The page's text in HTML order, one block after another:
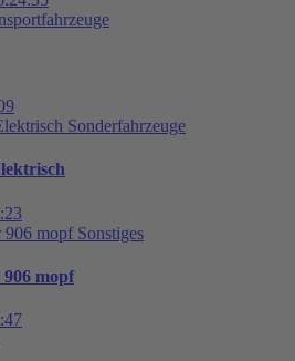
Sonderfahrzeuge
Sonstiges
mopf